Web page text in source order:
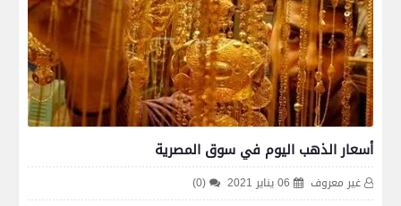
أسعار الذهب اليوم في سوق المصرية
غير معروف 06 يناير 2021 (0)